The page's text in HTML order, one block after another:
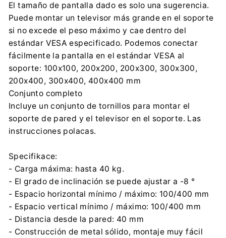
El tamaño de pantalla dado es solo una sugerencia.
Puede montar un televisor más grande en el soporte
si no excede el peso máximo y cae dentro del
estándar VESA especificado. Podemos conectar
fácilmente la pantalla en el estándar VESA al
soporte: 100x100, 200x200, 200x300, 300x300,
200x400, 300x400, 400x400 mm
Conjunto completo
Incluye un conjunto de tornillos para montar el
soporte de pared y el televisor en el soporte. Las
instrucciones polacas.
Specifikace:
- Carga máxima: hasta 40 kg.
- El grado de inclinación se puede ajustar a -8 °
- Espacio horizontal mínimo / máximo: 100/400 mm
- Espacio vertical mínimo / máximo: 100/400 mm
- Distancia desde la pared: 40 mm
- Construcción de metal sólido, montaje muy fácil